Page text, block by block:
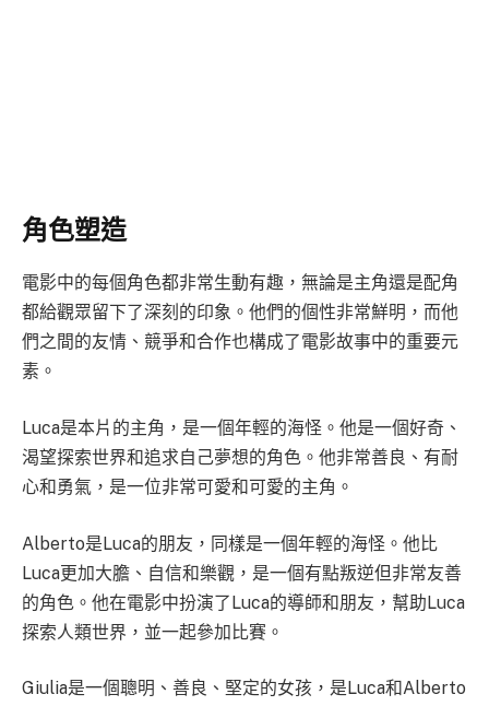
角色塑造
電影中的每個角色都非常生動有趣，無論是主角還是配角
都給觀眾留下了深刻的印象。他們的個性非常鮮明，而他
們之間的友情、競爭和合作也構成了電影故事中的重要元
素。
Luca是本片的主角，是一個年輕的海怪。他是一個好奇、
渴望探索世界和追求自己夢想的角色。他非常善良、有耐
心和勇氣，是一位非常可愛和可愛的主角。
Alberto是Luca的朋友，同樣是一個年輕的海怪。他比
Luca更加大膽、自信和樂觀，是一個有點叛逆但非常友善
的角色。他在電影中扮演了Luca的導師和朋友，幫助Luca
探索人類世界，並一起參加比賽。
Giulia是一個聰明、善良、堅定的女孩，是Luca和Alberto